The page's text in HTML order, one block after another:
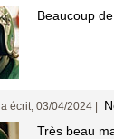
Beaucoup
a écrit, 03/04/2024 |
Très beau